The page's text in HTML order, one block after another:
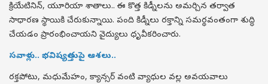
క్రియేటినిన్, యూరియా శాతాలు.. ఈ కొత్త కిడ్నీలను అమర్చిన తర్వాత
సాధారణ స్థాయికి చేరుకున్నాయి. పంది కిడ్నీలు రక్తాన్ని సమర్థవంతంగా శుద్ధి
చేయడం ప్రారంభించాయని వైద్యులు ధృవీకరించారు.
సవాళ్లు.. భవిష్యత్తుపై ఆశలు..
రక్తపోటు, మధుమేహం, క్యాన్సర్ వంటి వ్యాధుల వల్ల అవయవాలు